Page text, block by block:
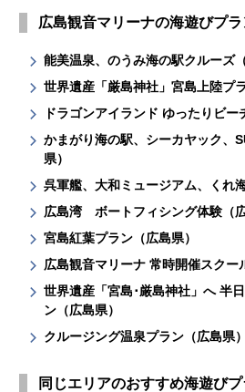
広島観音マリーナの海遊びプラ
能美温泉、のうみ海の駅クルーズ
世界遺産「厳島神社」宮島上陸プ
ドラゴンアイランド ゆったりビー
かまがり海の駅、シーカヤック、
県）
呉軍艦、大和ミュージアム、くれ
広島湾 ボートフィシング体験（広
宮島紅葉プラン（広島県）
広島観音マリーナ 常時開催スクー
世界遺産「宮島･厳島神社」へ 半
ン（広島県）
クルージング温泉プラン（広島県）
同じエリアのおすすめ海遊び